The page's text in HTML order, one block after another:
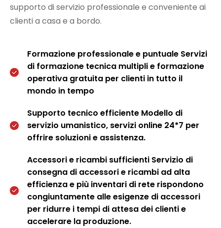
supporto di servizio professionale e conveniente ai
clienti a casa e a bordo.
Formazione professionale e puntuale Servizi
di formazione tecnica multipli e formazione
operativa gratuita per clienti in tutto il
mondo in tempo
Supporto tecnico efficiente Modello di
servizio umanistico, servizi online 24*7 per
offrire soluzioni e assistenza.
Accessori e ricambi sufficienti Servizio di
consegna di accessori e ricambi ad alta
efficienza e più inventari di rete rispondono
congiuntamente alle esigenze di accessori
per ridurre i tempi di attesa dei clienti e
accelerare la produzione.